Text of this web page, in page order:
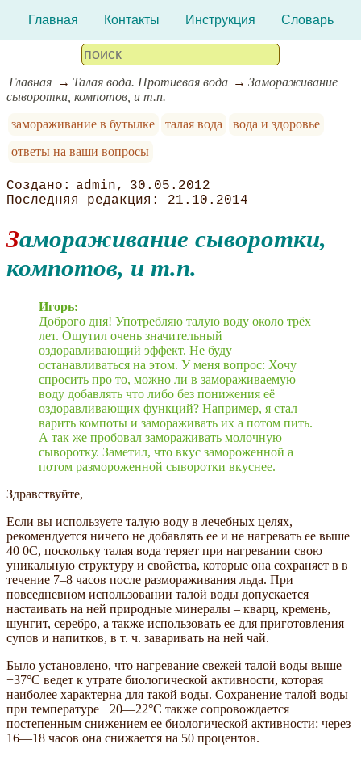
Главная Контакты Инструкция Словарь
Главная Талая вода. Протиевая вода
Замораживание
сыворотки, компотов, и т.п.
замораживание в бутылке
талая вода
вода и здоровье
ответы на ваши вопросы
admin
30.05.2012
21.10.2014
Замораживание сыворотки,
компотов, и т.п.
Игорь:
Доброго дня! Употребляю талую воду около трёх
лет. Ощутил очень значительный
оздоравливающий эффект. Не буду
останавливаться на этом. У меня вопрос: Хочу
спросить про то, можно ли в замораживаемую
воду добавлять что либо без понижения её
оздоравливающих функций? Например, я стал
варить компоты и замораживать их а потом пить.
А так же пробовал замораживать молочную
сыворотку. Заметил, что вкус замороженной а
потом размороженной сыворотки вкуснее.
Здравствуйте,
Если вы используете талую воду в лечебных целях,
рекомендуется ничего не добавлять ее и не нагревать ее выше
40 0С, поскольку талая вода теряет при нагревании свою
уникальную структуру и свойства, которые она сохраняет в в
течение 7–8 часов после размораживания льда. При
повседневном использовании талой воды допускается
настаивать на ней природные минералы – кварц, кремень,
шунгит, серебро, а также использовать ее для приготовления
супов и напитков, в т. ч. заваривать на ней чай.
Было установлено, что нагревание свежей талой воды выше
+37°С ведет к утрате биологической активности, которая
наиболее характерна для такой воды. Сохранение талой воды
при температуре +20—22°С также сопровождается
постепенным снижением ее биологической активности: через
16—18 часов она снижается на 50 процентов.